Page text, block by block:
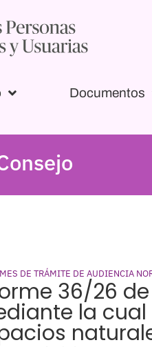
Documentos
DE TRÁMITE DE AUDIENCIA
36/26
la cual